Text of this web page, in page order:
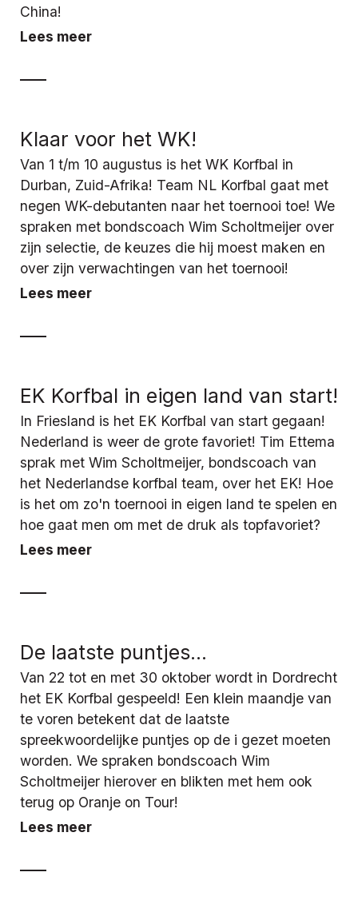
China!
Lees meer
Klaar voor het WK!
Van 1 t/m 10 augustus is het WK Korfbal in
Durban, Zuid-Afrika! Team NL Korfbal gaat met
negen WK-debutanten naar het toernooi toe! We
spraken met bondscoach Wim Scholtmeijer over
zijn selectie, de keuzes die hij moest maken en
over zijn verwachtingen van het toernooi!
Lees meer
EK Korfbal in eigen land van start!
In Friesland is het EK Korfbal van start gegaan!
Nederland is weer de grote favoriet! Tim Ettema
sprak met Wim Scholtmeijer, bondscoach van
het Nederlandse korfbal team, over het EK! Hoe
is het om zo'n toernooi in eigen land te spelen en
hoe gaat men om met de druk als topfavoriet?
Lees meer
De laatste puntjes...
Van 22 tot en met 30 oktober wordt in Dordrecht
het EK Korfbal gespeeld! Een klein maandje van
te voren betekent dat de laatste
spreekwoordelijke puntjes op de i gezet moeten
worden. We spraken bondscoach Wim
Scholtmeijer hierover en blikten met hem ook
terug op Oranje on Tour!
Lees meer